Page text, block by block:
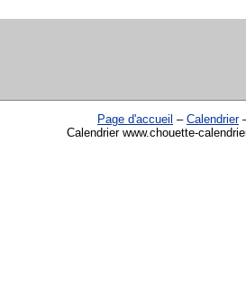
Page d'accueil – Calendrier
Calendrier www.chouette-